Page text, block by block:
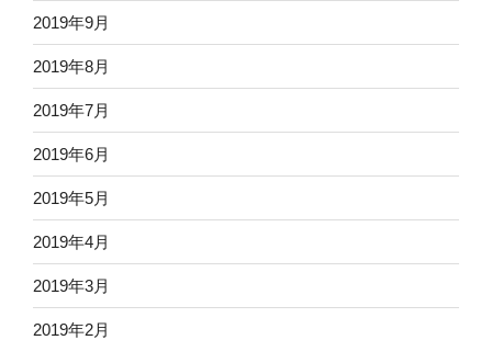
2019年9月
2019年8月
2019年7月
2019年6月
2019年5月
2019年4月
2019年3月
2019年2月